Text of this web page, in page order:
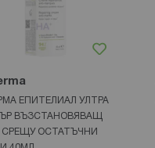
ЕПИТЕЛИАЛ УЛТРА
ВЪЗСТАНОВЯВАЩ
СРЕЩУ ОСТАТЪЧНИ